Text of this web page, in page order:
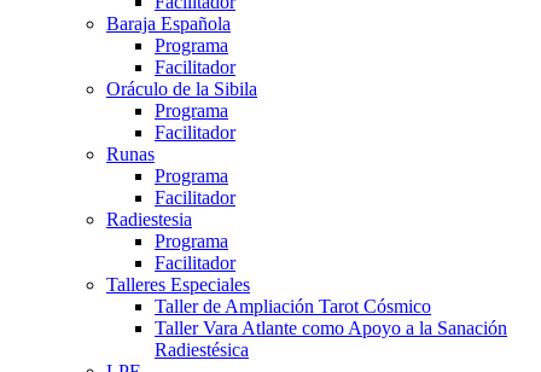
Baraja Española
Programa
Facilitador
Oráculo de la Sibila
Programa
Facilitador
Runas
Programa
Facilitador
Radiestesia
Programa
Facilitador
Talleres Especiales
Taller de Ampliación Tarot Cósmico
Taller Vara Atlante como Apoyo a la Sanación
Radiestésica